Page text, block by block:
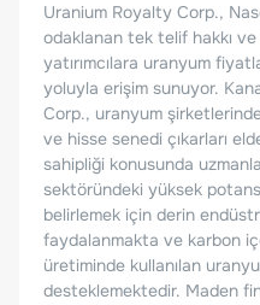
Uranium Royalty Corp.,
odaklanan tek telif hakkı
yatırımcılara uranyum
yoluyla erişim sunuyor.
Corp., uranyum
ve hisse senedi çıkarları
sahipliği konusunda
sektöründeki yüksek
belirlemek için derin
faydalanmakta ve karbon
üretiminde kullanılan
desteklemektedir. Maden